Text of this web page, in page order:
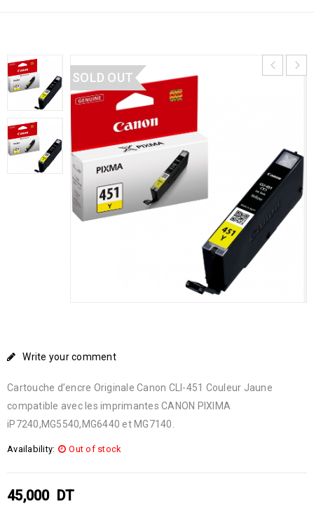
SOLD OUT
Write your comment
Cartouche d’encre Originale Canon CLI-451 Couleur Jaune
compatible avec les imprimantes CANON PIXIMA
iP7240,MG5540,MG6440 et MG7140.
Availability: Out of stock
45,000 DT